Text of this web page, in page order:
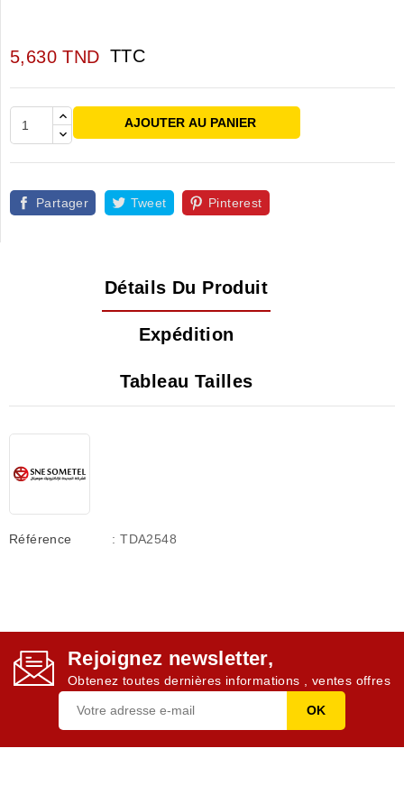
5,630 TND TTC
AJOUTER AU PANIER
Partager Tweet Pinterest
Détails Du Produit
Expédition
Tableau Tailles
Référence : TDA2548
Rejoignez newsletter,
Obtenez toutes dernières informations , ventes offres